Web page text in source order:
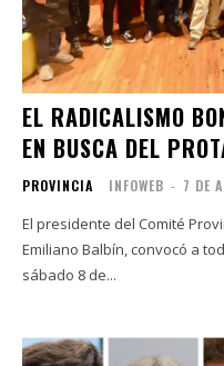
EL RADICALISMO
EN BUSCA DEL
PROVINCIA INFOWEB - 7 DE
El presidente del Comité
Emiliano Balbín, convocó a
sábado 8 de...